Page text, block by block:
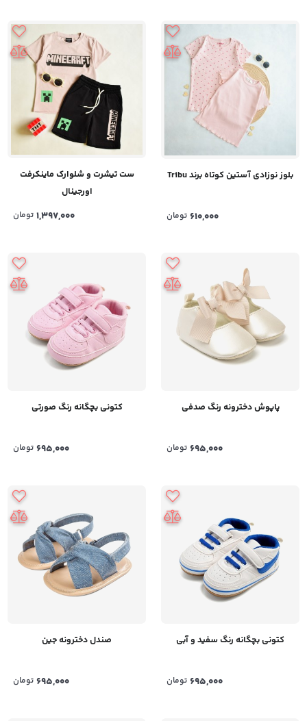
بلوز نوزادی آستین کوتاه برند Tribu
610,000 تومان
ست تیشرت و شلوارک ماینکرفت
اورجینال
1,397,000 تومان
پاپوش دخترونه رنگ صدفی
695,000 تومان
کتونی بچگانه رنگ صورتی
695,000 تومان
کتونی بچگانه رنگ سفید و آبی
695,000 تومان
صندل دخترونه جین
695,000 تومان